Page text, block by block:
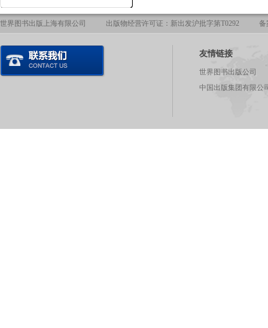
世界图书出版上海有限公司 出版物经营许可证：新出发沪批字第T0292 备
友情链接
世界图书出版公司
中国出版集团有限公